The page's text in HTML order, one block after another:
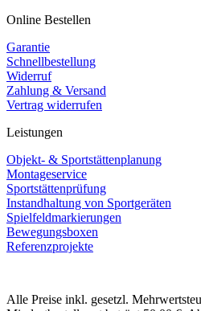
Online Bestellen
Garantie
Schnellbestellung
Widerruf
Zahlung & Versand
Vertrag widerrufen
Leistungen
Objekt- & Sportstättenplanung
Montageservice
Sportstättenprüfung
Instandhaltung von Sportgeräten
Spielfeldmarkierungen
Bewegungsboxen
Referenzprojekte
Alle Preise inkl. gesetzl.